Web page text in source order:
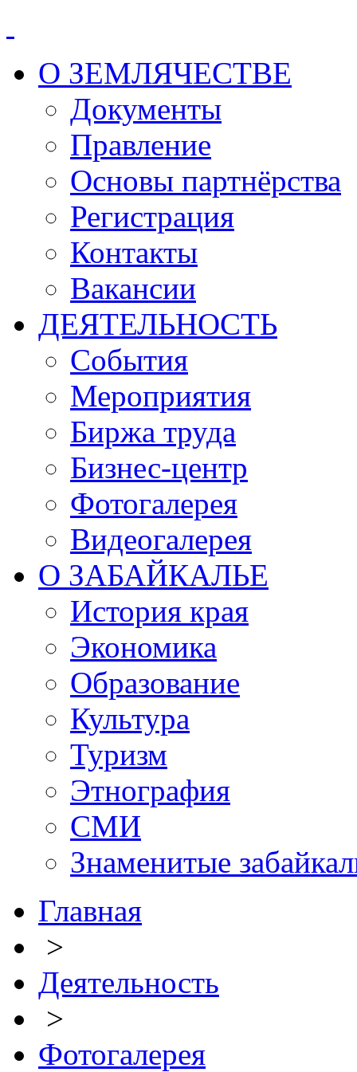
О ЗЕМЛЯЧЕСТВЕ
Документы
Правление
Основы партнёрства
Регистрация
Контакты
Вакансии
ДЕЯТЕЛЬНОСТЬ
События
Мероприятия
Биржа труда
Бизнес-центр
Фотогалерея
Видеогалерея
О ЗАБАЙКАЛЬЕ
История края
Экономика
Образование
Культура
Туризм
Этнография
СМИ
Знаменитые
Главная
>
Деятельность
>
Фотогалерея